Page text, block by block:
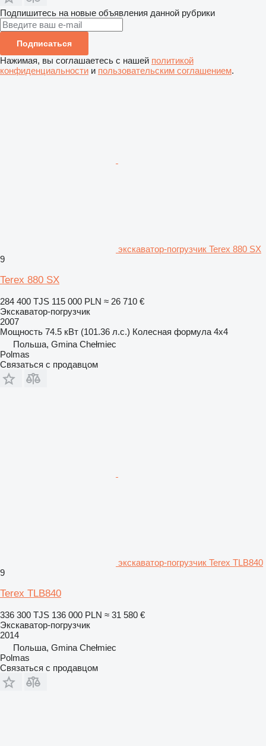
Подпишитесь на новые объявления данной рубрики
Подписаться
Нажимая, вы соглашаетесь с нашей политикой
конфиденциальности и пользовательским соглашением.
экскаватор-погрузчик Terex 880 SX
9
Terex 880 SX
284 400 TJS 115 000 PLN ≈ 26 710 €
Экскаватор-погрузчик
2007
Мощность 74.5 кВт (101.36 л.с.) Колесная формула 4x4
Польша, Gmina Chełmiec
Polmas
Связаться с продавцом
экскаватор-погрузчик Terex TLB840
9
Terex TLB840
336 300 TJS 136 000 PLN ≈ 31 580 €
Экскаватор-погрузчик
2014
Польша, Gmina Chełmiec
Polmas
Связаться с продавцом